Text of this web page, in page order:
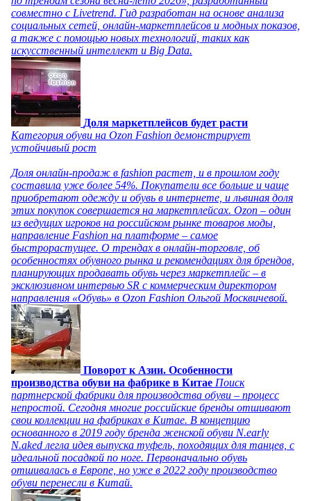
совместно с Livetrend. Гид разработан на основе анализа
социальных сетей, онлайн-маркетплейсов и модных показов,
а также с помощью новых технологий, таких как
искусственный интеллект и Big Data.
Доля маркетплейсов будет расти
Категория обуви на Ozon Fashion демонстрирует
устойчивый рост
Доля онлайн-продаж в fashion растет, и в прошлом году
составила уже более 54%. Покупатели все больше и чаще
приобретают одежду и обувь в интернете, и львиная доля
этих покупок совершается на маркетплейсах. Ozon – один
из ведущих игроков на российском рынке товаров моды,
направление Fashion на платформе – самое
быстрорастущее. О трендах в онлайн-торговле, об
особенностях обувного рынка и рекомендациях для брендов,
планирующих продавать обувь через маркетплейс – в
эксклюзивном интервью SR с коммерческим директором
направления «Обувь» в Ozon Fashion Ольгой Москвичевой.
Поворот к Азии. Особенности
производства обуви на фабрике в Китае Поиск
партнерской фабрики для производства обуви – процесс
непростой. Сегодня многие российские бренды отшивают
свои коллекции на фабриках в Китае. В концепцию
основанного в 2019 году бренда женской обуви N.early
N.aked легла идея выпуска туфель, походящих для танцев, с
идеальной посадкой по ноге. Первоначально обувь
отшивалась в Европе, но уже в 2022 году производство
обуви перенесли в Китай.